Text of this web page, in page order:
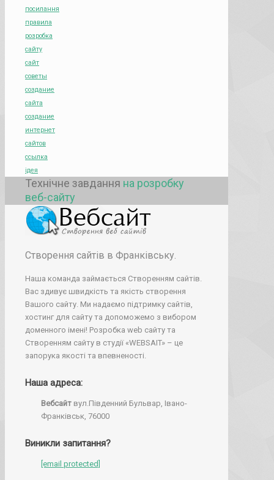
посилання
правила
розробка
сайту
сайт
советы
создание
сайта
создание
интернет
сайтов
ссылка
ідея
Технічне завдання на розробку
веб-сайту
Створення сайтів в Франківську.
Наша команда займається Створенням сайтів.
Вас здивує швидкість та якість створення
Вашого сайту. Ми надаємо підтримку сайтів,
хостинг для сайту та допоможемо з вибором
доменного імені! Розробка web сайту та
Створенням сайту в студії «WEBSAIT» – це
запорука якості та впевненості.
Наша адреса:
Вебсайт вул.Південний Бульвар, Івано-
Франківськ, 76000
Виникли запитання?
[email protected]